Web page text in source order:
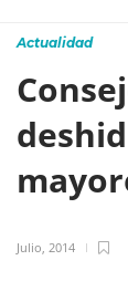
Actualidad
Julio, 2014